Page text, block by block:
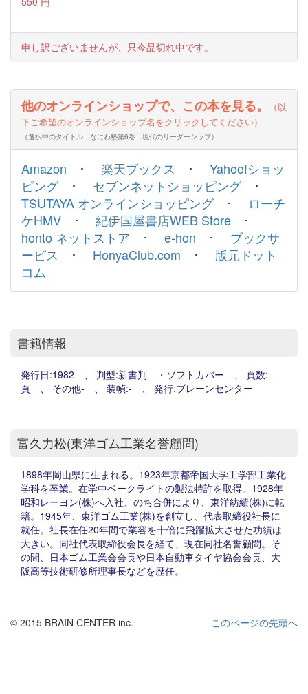
申し訳ございませんが、只今品切れ中です。
他のオンラインショップで、この本を見る。
（以
下ご希望のオンラインショップ名をクリックしてください）
（選択中のタイトル：なにわ塾第6巻 現代のリーダーシップ）
Amazon ･ 楽天ブックス ･ Yahoo!ショッ
ピング･ セブンネットショッピング･
TSUTAYA オンラインショッピング･
ローチ
ケHMV ･ 紀伊国屋書店WEB Store ･
honto ネットストア ･ e-hon ･ ブックサ
ービス
･ HonyaClub.com ･ 版元ドット
コム
書籍情報
発行日:1982 、 判型:新書判 ・ソフトカバー 、 頁数:-
頁 、 その他- 、 装幀:- 、 発行:ブレーンセンター
富久力松(東洋ゴム工業名誉顧問)
1898年岡山県に生まれる。1923年京都帝国大学工学部工業化
学科を卒業。在学中ベークライトの製法特許を取得。1928年
昭和レーヨン(株)へ入社、のち合併により、東洋紡績(株)に転
籍。1945年、東洋ゴム工業(株)を創立し、代表取締役社長に
就任。社長在任20年間で業容を十倍に飛躍拡大させた功績は
大きい。同社代表取締役会長を経て、現在同社名誉顧問。そ
の間、日本ゴム工業会会長や日本自動車タイヤ協会会長、大
阪高等技術研修所理事長などを歴任。
このページの先頭へ
© 2015 BRAIN CENTER inc.